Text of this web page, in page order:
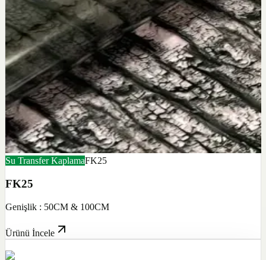
Su Transfer KaplamaFK25
FK25
Genişlik : 50CM & 100CM
Ürünü İncele